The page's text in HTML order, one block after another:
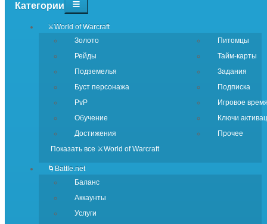
Категории
⚔️World of Warcraft
Золото
Рейды
Подземелья
Буст персонажа
PvP
Обучение
Достижения
Питомцы
Тайм-карты
Задания
Подписка
Игровое
Ключи
Прочее
Показать все ⚔️World of Warcraft
🌀Battle.net
Баланс
Аккаунты
Услуги